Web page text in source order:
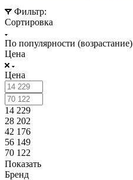
Фильтр:
Сортировка
По популярности (возрастание)
Цена
Цена
14 229
28 202
42 176
56 149
70 122
Показать
Бренд